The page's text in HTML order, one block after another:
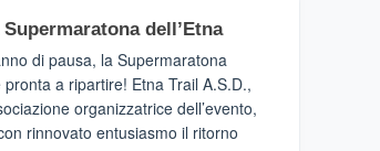
presentata
dell’Etna
di pausa, la Supermaratona
pronta a ripartire! Etna Trail A.S.D.,
organizzatrice dell’evento,
rinnovato entusiasmo il ritorno